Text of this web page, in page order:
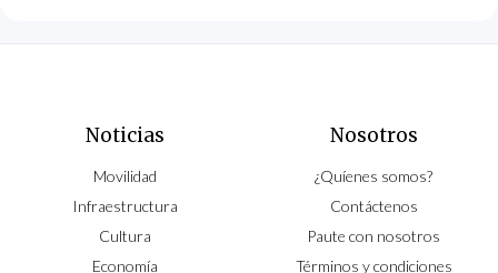
Noticias
Movilidad
Infraestructura
Cultura
Economía
Nosotros
¿Quíenes somos?
Contáctenos
Paute con nosotros
Términos y condiciones